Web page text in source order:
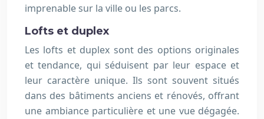
imprenable sur la ville ou les parcs.
Lofts et duplex
Les lofts et duplex sont des options originales
et tendance, qui séduisent par leur espace et
leur caractère unique. Ils sont souvent situés
dans des bâtiments anciens et rénovés, offrant
une ambiance particulière et une vue dégagée.